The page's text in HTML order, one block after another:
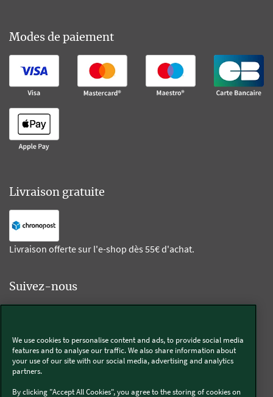
Modes de paiement
Livraison gratuite
Livraison offerte sur l'e-shop dès 55€ d'achat.
Suivez-nous
Thermomix®
We use cookies to personalise content and ads, to provide social media
features and to analyse our traffic. We also share information about
your use of our site with our social media, advertising and analytics
partners.
By clicking "Accept All Cookies", you agree to the storing of cookies on